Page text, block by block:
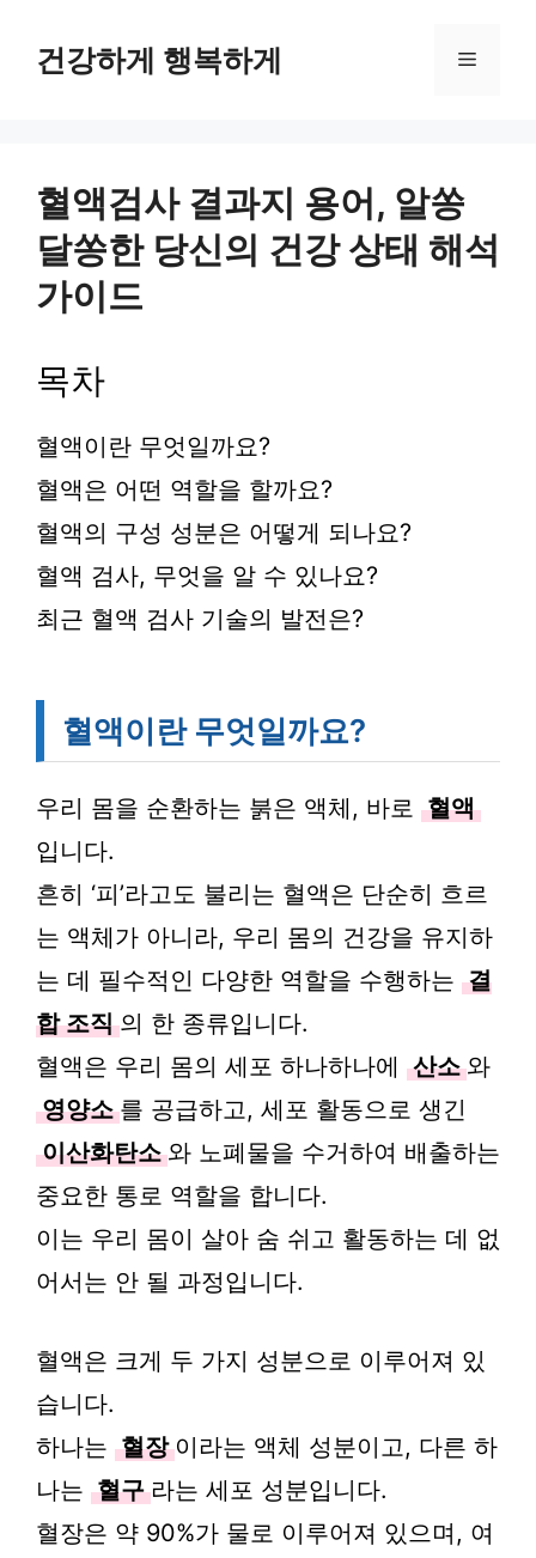
건강하게 행복하게 메
혈액검사 결과지 용어, 알쏭
달쏭한 당신의 건강 상태 해석
가이드
목차
혈액이란 무엇일까요?
혈액은 어떤 역할을 할까요?
혈액의 구성 성분은 어떻게 되나요?
혈액 검사, 무엇을 알 수 있나요?
최근 혈액 검사 기술의 발전은?
혈액이란 무엇일까요?
우리 몸을 순환하는 붉은 액체, 바로 혈액
입니다.
흔히 ‘피’라고도 불리는 혈액은 단순히 흐르
는 액체가 아니라, 우리 몸의 건강을 유지하
는 데 필수적인 다양한 역할을 수행하는 결
합 조직 의 한 종류입니다.
혈액은 우리 몸의 세포 하나하나에 산소 와
영양소 를 공급하고, 세포 활동으로 생긴
이산화탄소 와 노폐물을 수거하여 배출하는
중요한 통로 역할을 합니다.
이는 우리 몸이 살아 숨 쉬고 활동하는 데 없
어서는 안 될 과정입니다.
혈액은 크게 두 가지 성분으로 이루어져 있
습니다.
하나는 혈장 이라는 액체 성분이고, 다른 하
나는 혈구 라는 세포 성분입니다.
혈장은 약 90%가 물로 이루어져 있으며, 여